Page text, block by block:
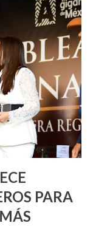
Montañez
cerca de 90 mil
en la calle
de Octubre, con
se
Señora de la
de Septiembre, en
la comunidad
PARA